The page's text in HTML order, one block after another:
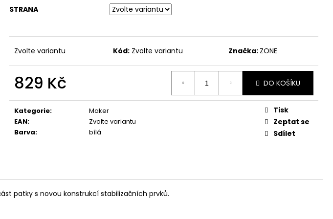
STRANA
Zvolte variantu Kód: Zvolte variantu Značka: ZONE
829 Kč DO KOŠÍKU
Kategorie:
Maker
EAN:
Zvolte variantu
Barva: bílá
Tisk
Zeptat se
Sdílet
patky s novou konstrukcí stabilizačních prvků.